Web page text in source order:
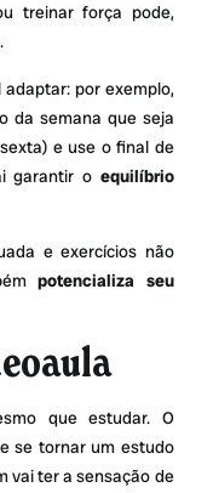
treinar força pode,
por exemplo,
da semana que seja
e use o final de
garantir o equilíbrio
e exercícios não
potencializa seu
que estudar. O
se tornar um estudo
vai ter a sensação de